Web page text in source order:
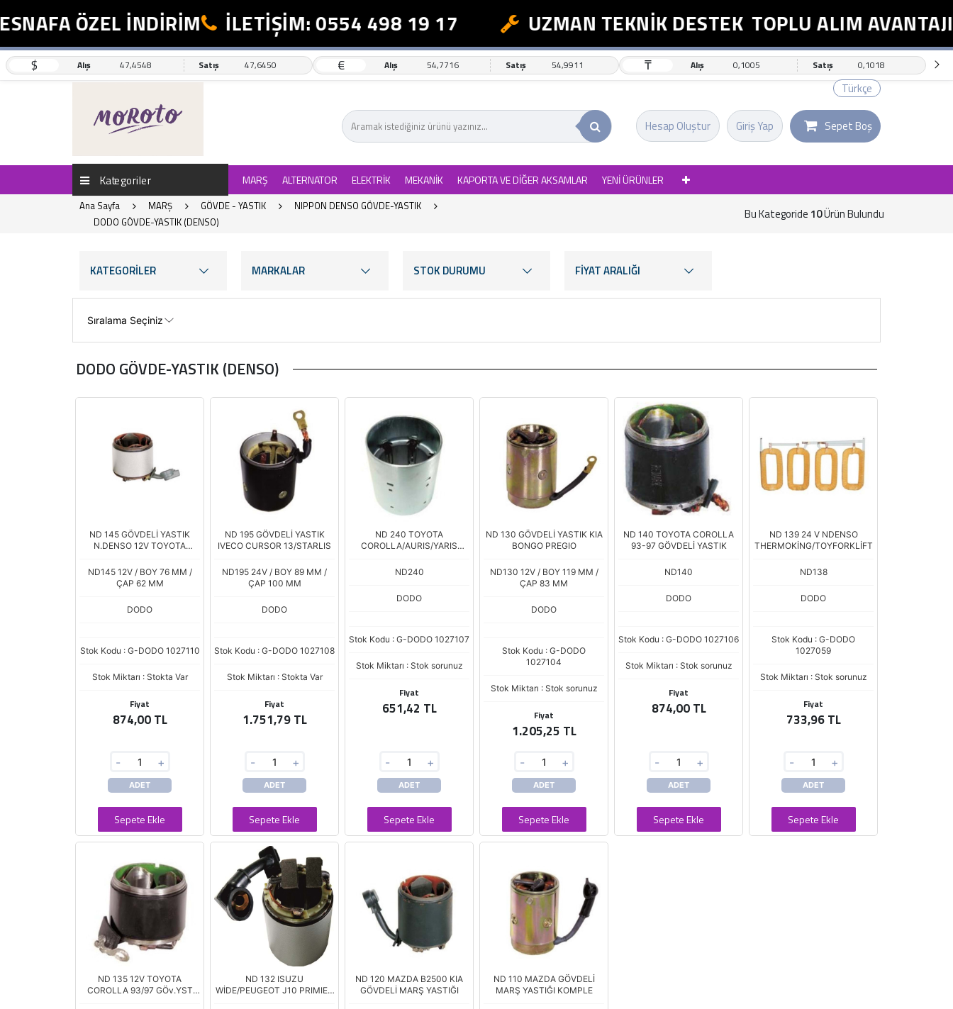
ÖZEL İNDİRİM İLETİŞİM: 0554 498 19 17 UZMAN TEKNİK DESTEK TOPLU ALIM AVANTAJI
$ Alış 47,4548 Satış 47,6450 € Alış 54,7716 Satış 54,9911 ₸ Alış 0,1005 Satış 0,1018
Türkçe
Giriş Yap
Hesap Oluştur Sepet Boş
Kategoriler MARŞ ALTERNATOR ELEKTRİK MEKANİK KAPORTA VE DİĞER AKSAMLAR YENİ ÜRÜNLER
Ana Sayfa MARŞ GÖVDE - YASTIK
NIPPON DENSO GÖVDE-YASTIK
DODO GÖVDE-YASTIK (DENSO)
Bu Kategoride 10Ürün Bulundu
KATEGORİLER MARKALAR STOK DURUMU FİYAT ARALIĞI
DODO GÖVDE-YASTIK (DENSO)
ND 145 GÖVDELİ YASTIK
N.DENSO 12V TOYOTA
ND145 12V / BOY 76 MM /
ÇAP 62 MM
DODO
Stok Kodu : G-DODO 1027110
Stok Miktarı : Stokta Var
Fiyat
874,00 TL
- +
ADET
Sepete Ekle
ND 195 GÖVDELİ YASTIK
IVECO CURSOR 13/STARLIS
ND195 24V / BOY 89 MM /
ÇAP 100 MM
DODO
Stok Kodu : G-DODO 1027108
Stok Miktarı : Stokta Var
Fiyat
1.751,79 TL
- +
ADET
Sepete Ekle
ND 240 TOYOTA
COROLLA/AURIS/YARIS
ND240
DODO
Stok Kodu : G-DODO 1027107
Stok Miktarı : Stok sorunuz
Fiyat
651,42 TL
- +
ADET
Sepete Ekle
ND 130 GÖVDELİ YASTIK KIA
BONGO PREGIO
ND130 12V / BOY 119 MM /
ÇAP 83 MM
DODO
Stok Kodu : G-DODO
1027104
Stok Miktarı : Stok sorunuz
Fiyat
1.205,25 TL
- +
ADET
Sepete Ekle
ND 140 TOYOTA COROLLA
93-97 GÖVDELİ YASTIK
ND140
DODO
Stok Kodu : G-DODO 1027106
Stok Miktarı : Stok sorunuz
Fiyat
874,00 TL
- +
ADET
Sepete Ekle
ND 139 24 V NDENSO
THERMOKİNG/TOYFORKLİFT
ND138
DODO
Stok Kodu : G-DODO
1027059
Stok Miktarı : Stok sorunuz
Fiyat
733,96 TL
- +
ADET
Sepete Ekle
ND 135 12V TOYOTA
COROLLA 93/97 GÖv.YST
ND 132 ISUZU
WİDE/PEUGEOT J10 PRIMIER
ND 120 MAZDA B2500 KIA
GÖVDELİ MARŞ YASTIĞI
ND 110 MAZDA GÖVDELİ
MARŞ YASTIĞI KOMPLE